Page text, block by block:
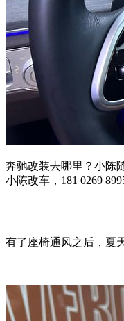
奔驰改装去哪里？小陈
小陈改车，181 0269
有了座椅通风之后，夏